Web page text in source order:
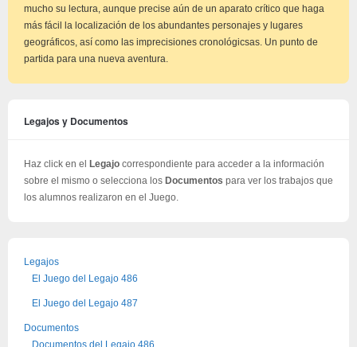
mucho su lectura, aunque precise aún de un aparato crítico que haga
más fácil la localización de los abundantes personajes y lugares
geográficos, así como las imprecisiones cronológicsas. Un punto de
partida para una nueva aventura.
Legajos y Documentos
Haz click en el Legajo correspondiente para acceder a la información
sobre el mismo o selecciona los Documentos para ver los trabajos que
los alumnos realizaron en el Juego.
Legajos
El Juego del Legajo 486
El Juego del Legajo 487
Documentos